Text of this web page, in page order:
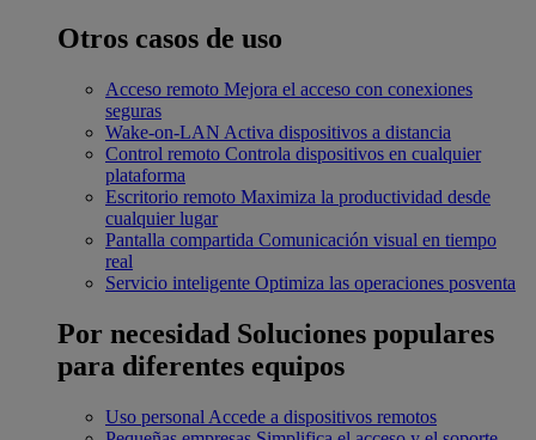
Otros casos de uso
Acceso remoto Mejora el acceso con conexiones
seguras
Wake-on-LAN Activa dispositivos a distancia
Control remoto Controla dispositivos en cualquier
plataforma
Escritorio remoto Maximiza la productividad desde
cualquier lugar
Pantalla compartida Comunicación visual en tiempo
real
Servicio inteligente Optimiza las operaciones posventa
Por necesidad Soluciones populares
para diferentes equipos
Uso personal Accede a dispositivos remotos